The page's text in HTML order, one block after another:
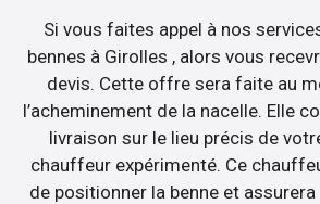
Si vous faites appel à nos
bennes à Girolles , alors vous
devis. Cette offre sera faite au
l’acheminement de la nacelle. Elle
livraison sur le lieu précis de
chauffeur expérimenté. Ce
de positionner la benne et